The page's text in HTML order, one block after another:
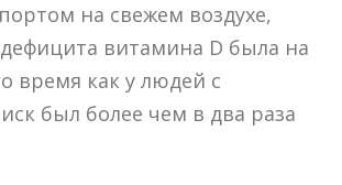
на свежем воздухе,
витамина D была на
время как у людей с
был более чем в два раза